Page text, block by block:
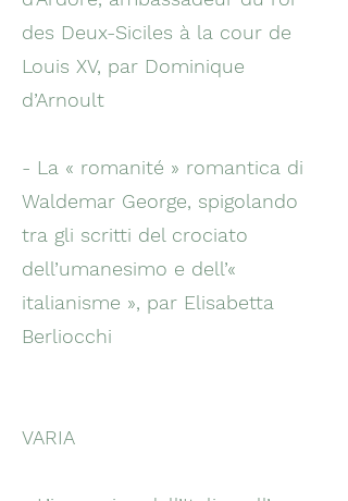
des Deux-Siciles à la cour de
Louis XV, par Dominique
d’Arnoult
- La « romanité » romantica di
Waldemar George, spigolando
tra gli scritti del crociato
dell’umanesimo e dell’«
italianisme », par Elisabetta
Berliocchi
VARIA